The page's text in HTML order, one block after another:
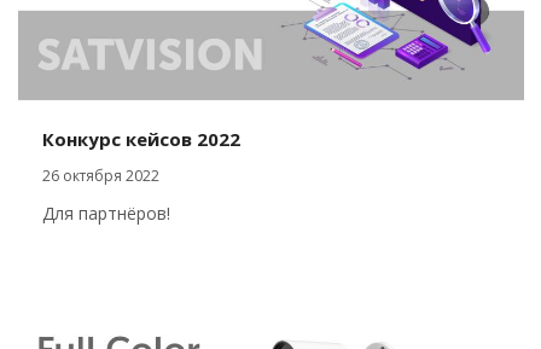
Конкурс кейсов 2022
26 октября 2022
Для партнёров!